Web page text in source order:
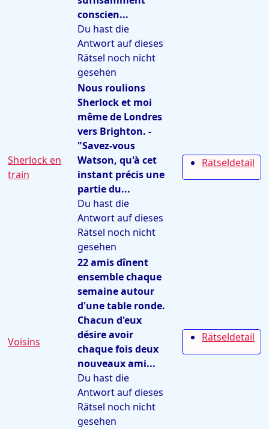
conscien...
Du hast die
Antwort auf dieses
Rätsel noch nicht
gesehen
Sherlock en
train
Nous roulions
Sherlock et moi
même de Londres
vers Brighton. -
"Savez-vous
Watson, qu'à cet
instant précis une
partie du...
Du hast die
Antwort auf dieses
Rätsel noch nicht
gesehen
Rätseldetail
Voisins
22 amis dînent
ensemble chaque
semaine autour
d'une table ronde.
Chacun d'eux
désire avoir
chaque fois deux
nouveaux ami...
Du hast die
Antwort auf dieses
Rätsel noch nicht
gesehen
Rätseldetail